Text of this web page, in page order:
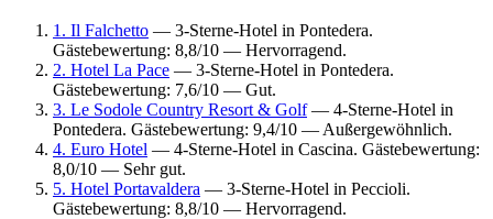
1. Il Falchetto — 3-Sterne-Hotel in Pontedera.
Gästebewertung: 8,8/10 — Hervorragend.
2. Hotel La Pace — 3-Sterne-Hotel in Pontedera.
Gästebewertung: 7,6/10 — Gut.
3. Le Sodole Country Resort & Golf— 4-Sterne-Hotel in
Pontedera. Gästebewertung: 9,4/10 — Außergewöhnlich.
4. Euro Hotel — 4-Sterne-Hotel in Cascina. Gästebewertung:
8,0/10 — Sehr gut.
5. Hotel Portavaldera — 3-Sterne-Hotel in Peccioli.
Gästebewertung: 8,8/10 — Hervorragend.